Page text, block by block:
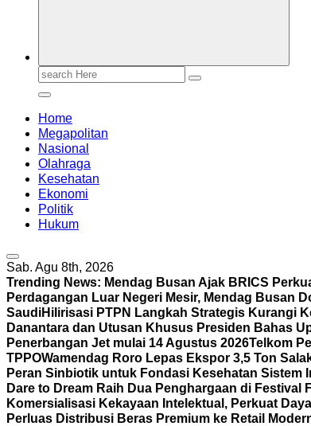
Search
Home
Megapolitan
Nasional
Olahraga
Kesehatan
Ekonomi
Politik
Hukum
Sab. Agu 8th, 2026
Trending News: Mendag Busan Ajak BRICS
Perdagangan Luar Negeri Mesir, Mendag Busan
SaudiHilirisasi PTPN Langkah Strategis Kurangi
Danantara dan Utusan Khusus Presiden Bahas
Penerbangan Jet mulai 14 Agustus 2026Telkom
TPPOWamendag Roro Lepas Ekspor 3,5 Ton
Peran Sinbiotik untuk Fondasi Kesehatan Sistem
Dare to Dream Raih Dua Penghargaan di Festival
Komersialisasi Kekayaan Intelektual, Perkuat
Perluas Distribusi Beras Premium ke Retail